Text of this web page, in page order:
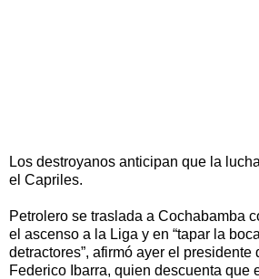
Los destroyanos anticipan que la
el Capriles.
Petrolero se traslada a Cochabamba
el ascenso a la Liga y en “tapar la
detractores”, afirmó ayer el presidente
Federico Ibarra, quien descuenta que